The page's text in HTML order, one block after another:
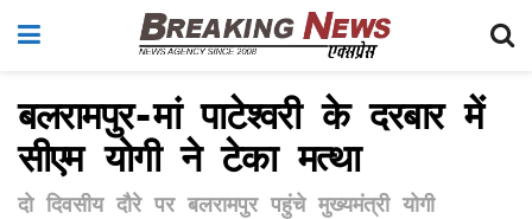
बलरामपुर-मां पाटेश्वरी के दरबार में
सीएम योगी ने टेका मत्था
दो दिवसीय दौरे पर बलरामपुर पहुंचे मुख्यमंत्री योगी